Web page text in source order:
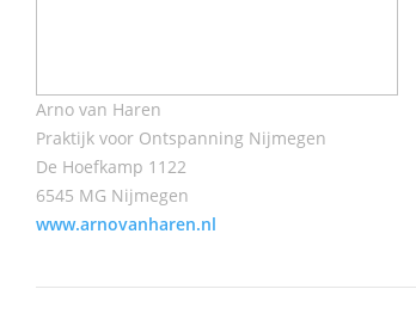
Arno van Haren
Praktijk voor Ontspanning Nijmegen
De Hoefkamp 1122
6545 MG Nijmegen
www.arnovanharen.nl